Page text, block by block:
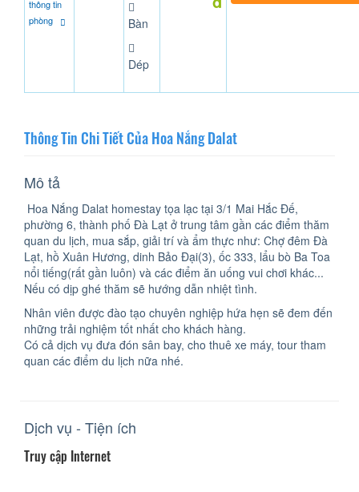
thông tin
phòng
Bàn
Dép
Thông Tin Chi Tiết Của Hoa Nắng Dalat
Mô tả
Hoa Nắng Dalat homestay tọa lạc tại 3/1 Mai Hắc Đế,
phường 6, thành phố Đà Lạt ở trung tâm gần các điểm thăm
quan du lịch, mua sắp, giải trí và ẩm thực như: Chợ đêm Đà
Lạt, hồ Xuân Hương, dinh Bảo Đại(3), ốc 333, lẩu bò Ba Toa
nổi tiếng(rất gần luôn) và các điểm ăn uống vui chơi khác...
Nếu có dịp ghé thăm sẽ hướng dẫn nhiệt tình.
Nhân viên được đào tạo chuyên nghiệp hứa hẹn sẽ đem đến
những trải nghiệm tốt nhất cho khách hàng.
Có cả dịch vụ đưa đón sân bay, cho thuê xe máy, tour tham
quan các điểm du lịch nữa nhé.
Dịch vụ - Tiện ích
Truy cập Internet